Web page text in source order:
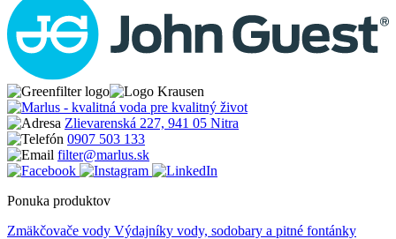
Zlievarenská 227, 941 05 Nitra
0907 503 133
filter@marlus.sk
Ponuka produktov
Zmäkčovače vody Výdajníky vody, sodobary a pitné fontánky